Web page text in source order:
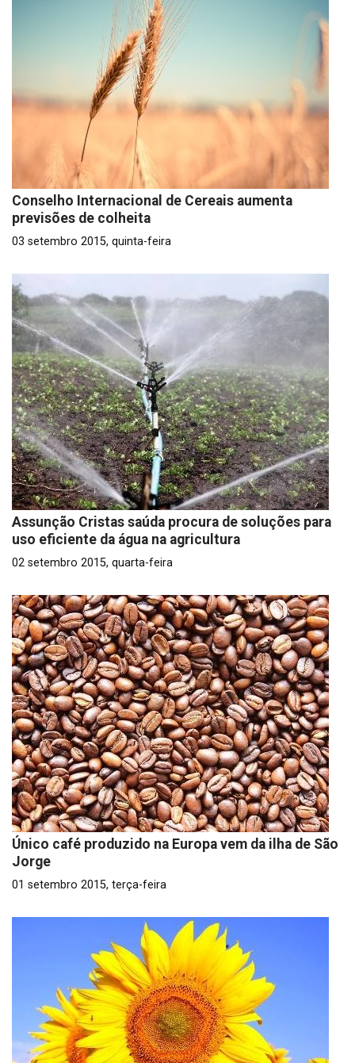
Conselho Internacional de Cereais aumenta
previsões de colheita
03 setembro 2015, quinta-feira
Assunção Cristas saúda procura de soluções para
uso eficiente da água na agricultura
02 setembro 2015, quarta-feira
Único café produzido na Europa vem da ilha de São
Jorge
01 setembro 2015, terça-feira